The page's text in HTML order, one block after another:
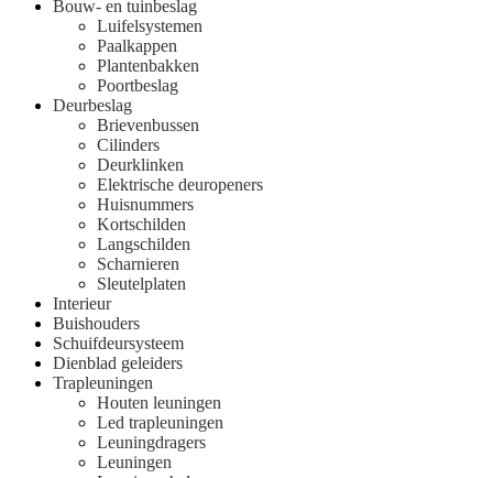
Bouw- en tuinbeslag
Luifelsystemen
Paalkappen
Plantenbakken
Poortbeslag
Deurbeslag
Brievenbussen
Cilinders
Deurklinken
Elektrische deuropeners
Huisnummers
Kortschilden
Langschilden
Scharnieren
Sleutelplaten
Interieur
Buishouders
Schuifdeursysteem
Dienblad geleiders
Trapleuningen
Houten leuningen
Led trapleuningen
Leuningdragers
Leuningen